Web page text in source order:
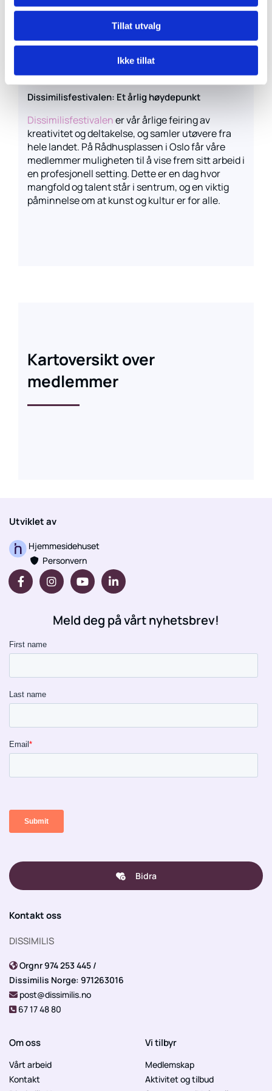
Tillat utvalg
Ikke tillat
Gjennom samarbeidet med kompetansesenteret
gir kunnskap og inspirasjon til å drive lokale
initiativ fremover.Les mer om våre
medlemsfordeler her.
Dissimilisfestivalen: Et årlig høydepunkt
Dissimilisfestivalener vår årlige feiring av
kreativitet og deltakelse, og samler utøvere fra
hele landet. På Rådhusplassen i Oslo får våre
medlemmer muligheten til å vise frem sitt arbeid i
en profesjonell setting. Dette er en dag hvor
mangfold og talent står i sentrum, og en viktig
påminnelse om at kunst og kultur er for alle.
Kartoversikt over
medlemmer
Utviklet av
Hjemmesidehuset
 Personvern
Meld deg på vårt nyhetsbrev!
Bidra
Kontakt oss
DISSIMILIS
 Orgnr 974 253 445 /
Dissimilis Norge: 971263016
 post@dissimilis.no
 67 17 48 80
Om oss
Vårt arbeid
Kontakt
Vi tilbyr
Medlemskap
Aktivitet og tilbud